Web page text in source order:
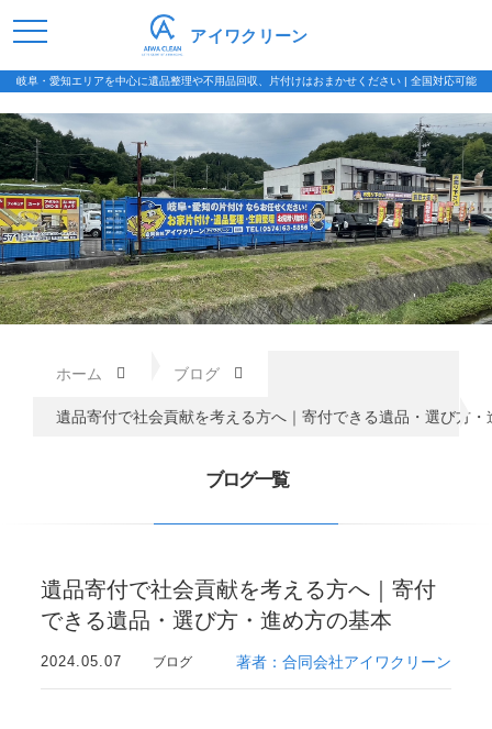
岐阜・愛知エリアを中心に遺品整理や不用品回収、片付けはおまかせください | 全国対応可能
アイワクリーン
ホーム ブログ
遺品寄付で社会貢献を考える方へ｜寄付できる遺品・選び方・
ブログ一覧
遺品寄付で社会貢献を考える方へ｜寄付
できる遺品・選び方・進め方の基本
2024.05.07 ブログ 著者：合同会社アイワクリーン